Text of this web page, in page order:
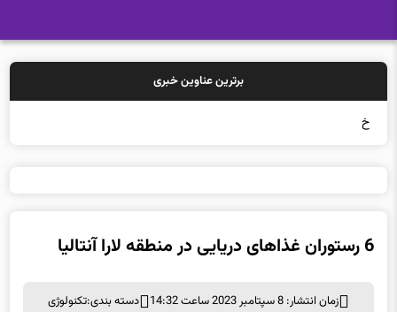
برترین عناوین خبری
خرید بیمه:
6 رستوران غذاهای دریایی در منطقه لارا آنتالیا
زمان انتشار: 8 سپتامبر 2023 ساعت 14:32 دسته بندی:تکنولوژی